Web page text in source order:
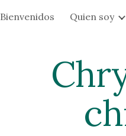
Skip to main content
Bienvenidos Quien soy